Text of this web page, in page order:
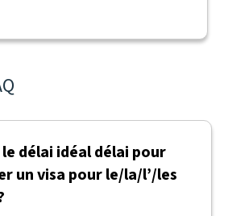
délai idéal délai pour
un visa pour le/la/l’/les